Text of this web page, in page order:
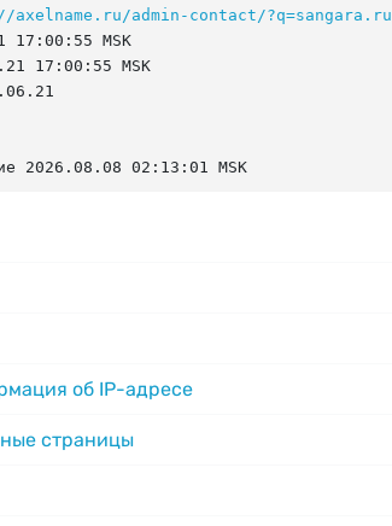
admin-contact/?q=sangara.ru
17:00:55 MSK
17:00:55 MSK
2026.08.08 02:13:01 MSK
об IP-адресе
страницы